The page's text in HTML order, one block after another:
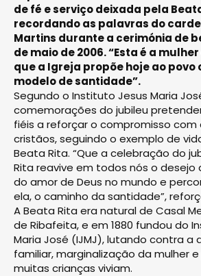
de fé e serviço deixada pela
recordando as palavras do
Martins durante a cerimónia de
de maio de 2006. “Esta é a
que a Igreja propõe hoje ao
modelo de santidade”.
Segundo o Instituto Jesus Maria
comemorações do jubileu
fiéis a reforçar o compromisso com
cristãos, seguindo o exemplo de
Beata Rita. “Que a celebração do
Rita reavive em todos nós o desejo
do amor de Deus no mundo e
ela, o caminho da santidade”,
A Beata Rita era natural de Casal
de Ribafeita, e em 1880 fundou do
Maria José (IJMJ), lutando contra a
familiar, marginalização da mulher
muitas crianças viviam.